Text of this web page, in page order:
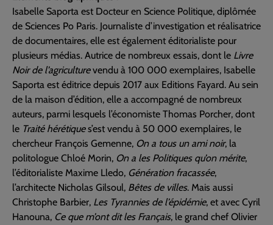
Isabelle Saporta est Docteur en Science Politique, diplômée
de Sciences Po Paris. Journaliste d’investigation et réalisatrice
de documentaires, elle est également éditorialiste pour
plusieurs médias. Autrice de nombreux essais, dont le Livre
Noir de l’agriculturevendu à 100 000 exemplaires, Isabelle
Saporta est éditrice depuis 2017 aux Editions Fayard. Au sein
de la maison d’édition, elle a accompagné de nombreux
auteurs, parmi lesquels l’économiste Thomas Porcher, dont
le Traité hérétiques’est vendu à 50 000 exemplaires, le
chercheur François Gemenne, On a tous un ami noir, la
politologue Chloé Morin, On a les Politiques qu’on mérite,
l’éditorialiste Maxime Lledo, Génération fracassée,
l’architecte Nicholas Gilsoul, Bêtes de villes. Mais aussi
Christophe Barbier, Les Tyrannies de l’épidémie, et avec Cyril
Hanouna, Ce que m’ont dit les Français, le grand chef Olivier